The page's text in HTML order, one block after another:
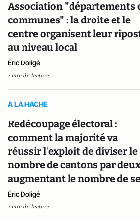
Association "départements
communes" : la droite et le
centre organisent leur
au niveau local
Éric Doligé
1 min de lecture
A LA HACHE
Redécoupage électoral :
comment la majorité va
réussir l'exploit de diviser le
nombre de cantons par
augmentant le nombre de
Éric Doligé
1 min de lecture